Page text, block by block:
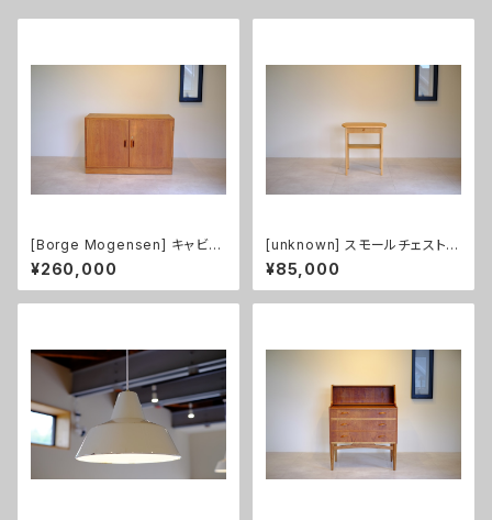
[Borge Mogensen] キャビネ
ット チーク&オーク
¥260,000
[unknown] スモールチェスト
オーク
¥85,000